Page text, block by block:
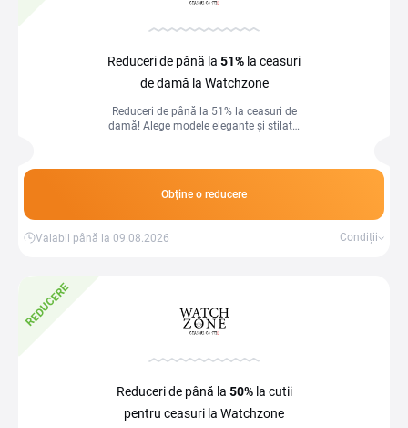
Reduceri de până la 51% la ceasuri
de damă la Watchzone
Reduceri de până la 51% la ceasuri de
damă! Alege modele elegante și stilate,
Obține o reducere
Valabil până la 09.08.2026 Condiții
REDUCERE
Reduceri de până la 50%la cutii
pentru ceasuri la Watchzone